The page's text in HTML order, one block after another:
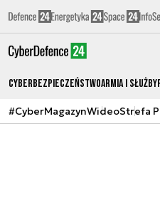
CyberbezpieczeństwoArmia i Służby
#CyberMagazynWideoStrefa